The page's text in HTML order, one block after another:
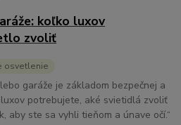
koľko luxov
zvoliť
osvetlenie
garáže je základom bezpečnej a
potrebujete, aké svietidlá zvoliť
aby ste sa vyhli tieňom a únave očí.“